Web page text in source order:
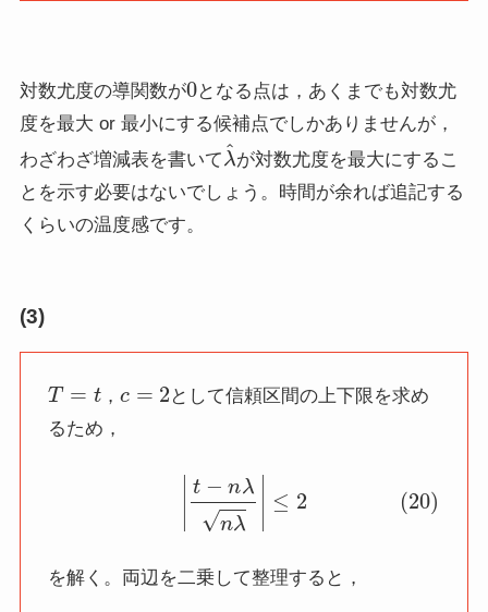
対数尤度の導関数が
0
となる点は，あくまでも対数尤
度を最大 or 最小にする候補点でしかありませんが，
わざわざ増減表を書いて
λ ^
が対数尤度を最大にするこ
とを示す必要はないでしょう。時間が余れば追記する
くらいの温度感です。
(3)
T=
，
として信頼区間の上下限を求め
るため，
(20) n n
を解く。両辺を二乗して整理すると，